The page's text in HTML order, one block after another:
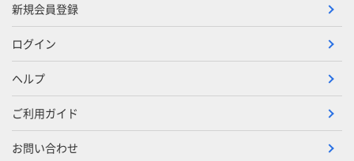
新規会員登録
ログイン
ヘルプ
ご利用ガイド
お問い合わせ